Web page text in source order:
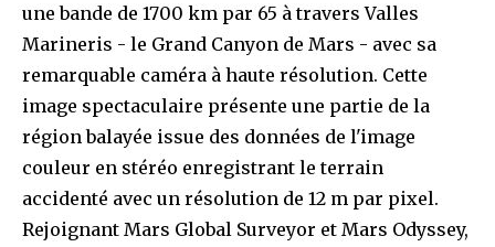
une bande de 1700 km par 65 à travers Valles
Marineris - le Grand Canyon de Mars - avec sa
remarquable caméra à haute résolution. Cette
image spectaculaire présente une partie de la
région balayée issue des données de l'image
couleur en stéréo enregistrant le terrain
accidenté avec un résolution de 12 m par pixel.
Rejoignant Mars Global Surveyor et Mars Odyssey,